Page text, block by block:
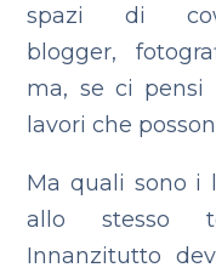
spazi di
blogger,
ma, se ci pensi
lavori che
Ma quali sono i
allo stesso
Innanzitutto